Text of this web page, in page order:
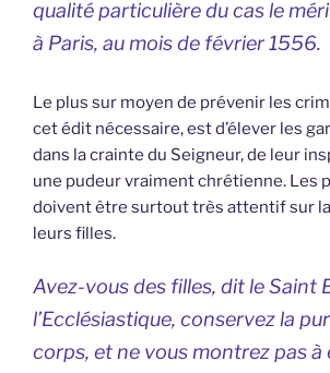
qualité particulière du cas le
à Paris, au mois de février 1556.
Le plus sur moyen de prévenir les
cet édit nécessaire, est d’élever les
dans la crainte du Seigneur, de leur
une pudeur vraiment chrétienne. Les
doivent être surtout très attentif sur
leurs filles.
Avez-vous des filles, dit le Saint
l’Ecclésiastique, conservez la
corps, et ne vous montrez pas à